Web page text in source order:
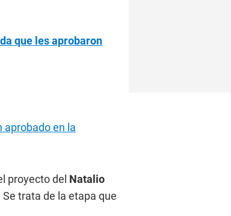
que les aprobaron
aprobado en la
proyecto del Natalio
trata de la etapa que